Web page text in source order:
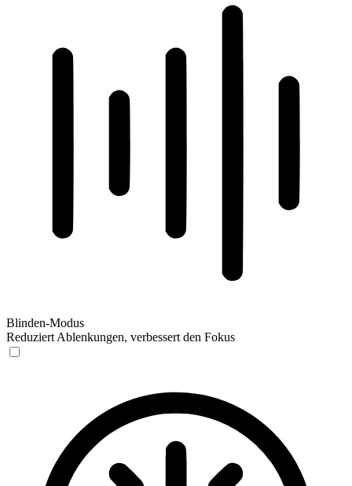
Blinden-Modus
Reduziert Ablenkungen, verbessert den Fokus